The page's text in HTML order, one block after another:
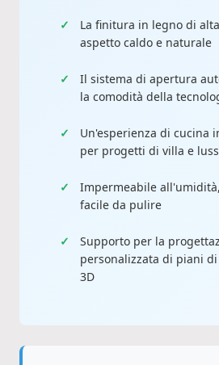
La finitura in legno di
aspetto caldo e naturale
Il sistema di apertura
la comodità della
Un'esperienza di cucina
per progetti di villa e
Impermeabile
facile da pulire
Supporto per la
personalizzata di piani
3D